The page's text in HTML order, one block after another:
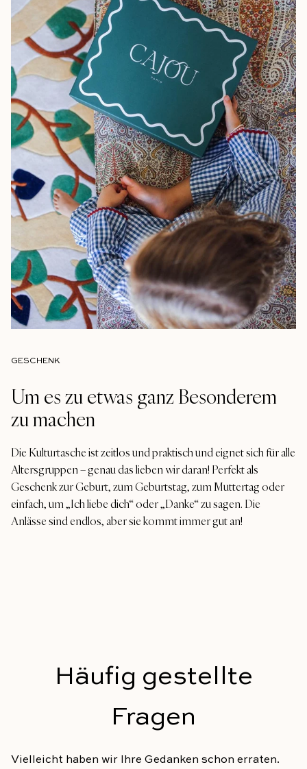
GESCHENK
Um es zu etwas ganz Besonderem
zu machen
Die Kulturtasche ist zeitlos und praktisch und eignet sich für alle
Altersgruppen – genau das lieben wir daran! Perfekt als
Geschenk zur Geburt, zum Geburtstag, zum Muttertag oder
einfach, um „Ich liebe dich“ oder „Danke“ zu sagen. Die
Anlässe sind endlos, aber sie kommt immer gut an!
Häufig gestellte
Fragen
Vielleicht haben wir Ihre Gedanken schon erraten.